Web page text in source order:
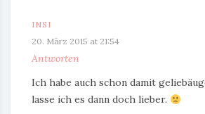
INSI
20. März 2015 at 21:54
Antworten
Ich habe auch schon damit
lasse ich es dann doch lieber.